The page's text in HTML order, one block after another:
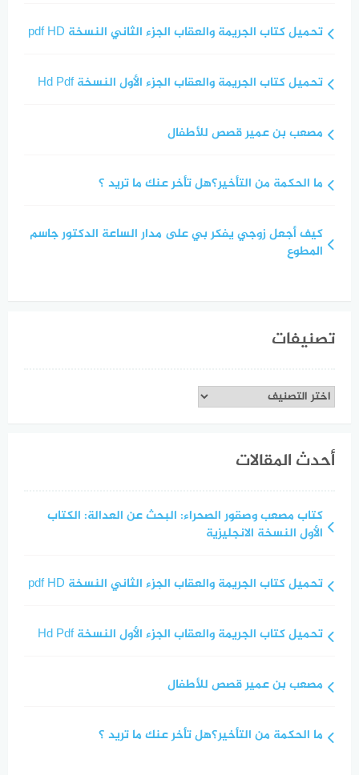
تحميل كتاب الجريمة والعقاب الجزء الثاني النسخة pdf HD
تحميل كتاب الجريمة والعقاب الجزء الأول النسخة Hd Pdf
مصعب بن عمير قصص للأطفال
ما الحكمة من التأخير؟هل تأخر عنك ما تريد ؟
كيف أجعل زوجي يفكر بي على مدار الساعة الدكتور جاسم
المطوع
تصنيفات
تصنيفات
أحدث المقالات
كتاب مصعب وصقور الصحراء: البحث عن العدالة: الكتاب
الأول النسخة الانجليزية
تحميل كتاب الجريمة والعقاب الجزء الثاني النسخة pdf HD
تحميل كتاب الجريمة والعقاب الجزء الأول النسخة Hd Pdf
مصعب بن عمير قصص للأطفال
ما الحكمة من التأخير؟هل تأخر عنك ما تريد ؟